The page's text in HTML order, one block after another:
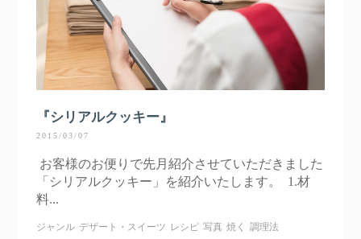
『シリアルクッキー』
2015/03/07
お客様のお便りで先月紹介させていただきました
「シリアルクッキー」を紹介いたします。 1.材
料...
ジャンル デザート・スイーツ レシピ 写真 焼く 調理法